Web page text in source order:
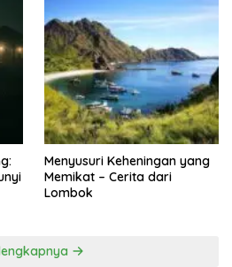
Menyusuri Keheningan yang
Memikat – Cerita dari
Lombok